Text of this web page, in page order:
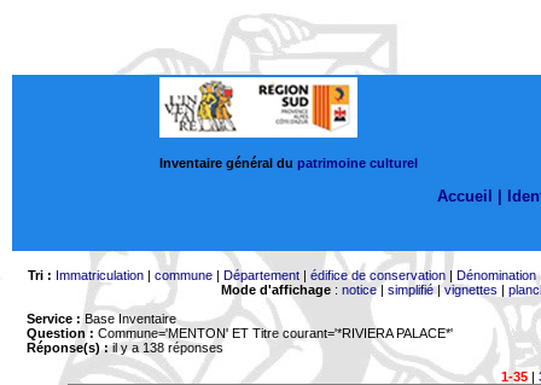
Inventaire général du patrimoine culturel
Accueil |
Tri : Immatriculation| commune| Département| édifice de conservation| Dénomination
Mode d'affichage: notice| simplifié|vignettes |
Service : Base Inventaire
Question : Commune='MENTON' ET Titre courant='*RIVIERA PALACE*'
Réponse(s) :il y a 138 réponses
1-35|